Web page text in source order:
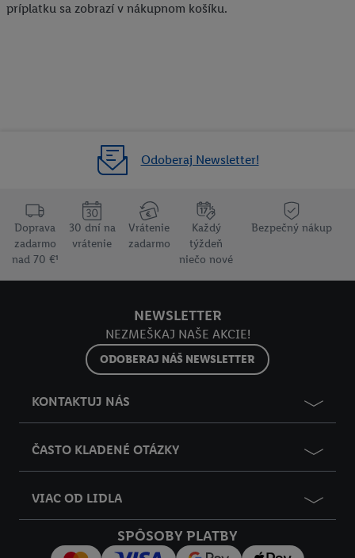
príplatku sa zobrazí v nákupnom košíku.
Odoberaj Newsletter!
Doprava
zadarmo
nad 70 €¹
30 dní na
vrátenie
Vrátenie
zadarmo
Každý
týždeň
niečo nové
Bezpečný nákup
NEWSLETTER
NEZMEŠKAJ NAŠE AKCIE!
ODOBERAJ NÁŠ NEWSLETTER
KONTAKTUJ NÁS
ČASTO KLADENÉ OTÁZKY
VIAC OD LIDLA
SPÔSOBY PLATBY